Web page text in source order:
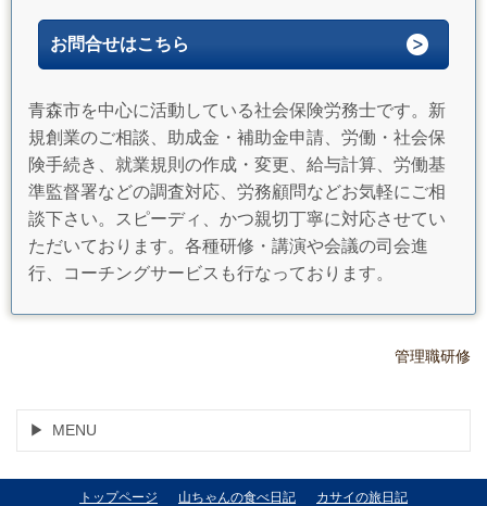
お問合せはこちら
青森市を中心に活動している社会保険労務士です。新
規創業のご相談、助成金・補助金申請、労働・社会保
険手続き、就業規則の作成・変更、給与計算、労働基
準監督署などの調査対応、労務顧問などお気軽にご相
談下さい。スピーディ、かつ親切丁寧に対応させてい
ただいております。各種研修・講演や会議の司会進
行、コーチングサービスも行なっております。
管理職研修
MENU
トップページ 山ちゃんの食べ日記
カサイの旅日記